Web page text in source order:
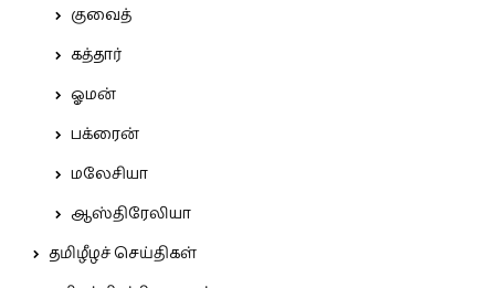
குவைத்
கத்தார்
ஓமன்
பக்ரைன்
மலேசியா
ஆஸ்திரேலியா
தமிழீழச் செய்திகள்